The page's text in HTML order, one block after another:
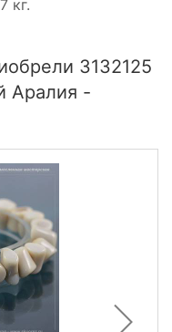
кг.
3132125
Аралия -